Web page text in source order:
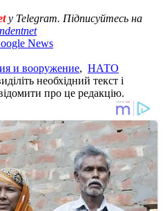
у Telegram. Підписуйтесь на
News
и вооружение, НАТО
необхідний текст і
про це редакцію.